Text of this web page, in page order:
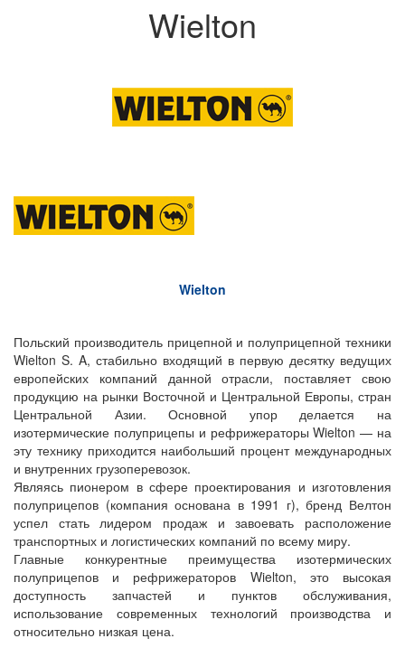
Wielton
Wielton
Польский производитель прицепной и полуприцепной техники
Wielton S. A, стабильно входящий в первую десятку ведущих
европейских компаний данной отрасли, поставляет свою
продукцию на рынки Восточной и Центральной Европы, стран
Центральной Азии. Основной упор делается на
изотермические полуприцепы и рефрижераторы Wielton — на
эту технику приходится наибольший процент международных
и внутренних грузоперевозок.
Являясь пионером в сфере проектирования и изготовления
полуприцепов (компания основана в 1991 г), бренд Велтон
успел стать лидером продаж и завоевать расположение
транспортных и логистических компаний по всему миру.
Главные конкурентные преимущества изотермических
полуприцепов и рефрижераторов Wielton, это высокая
доступность запчастей и пунктов обслуживания,
использование современных технологий производства и
относительно низкая цена.